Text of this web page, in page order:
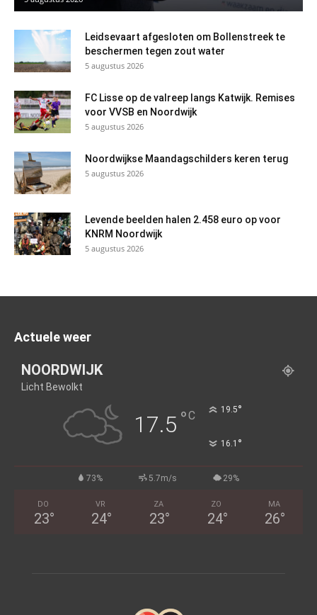
Leidsevaart afgesloten om Bollenstreek te
beschermen tegen zout water
5 augustus 2026
FC Lisse op de valreep langs Katwijk. Remises
voor VVSB en Noordwijk
5 augustus 2026
Noordwijkse Maandagschilders keren terug
5 augustus 2026
Levende beelden halen 2.458 euro op voor
KNRM Noordwijk
5 augustus 2026
Actuele weer
NOORDWIJK
Licht Bewolkt
17.5 °C 19.5°
16.1 °
73% 5.7m/s 29%
DO
23°
VR
24°
ZA
23°
ZO
24°
MA
26°